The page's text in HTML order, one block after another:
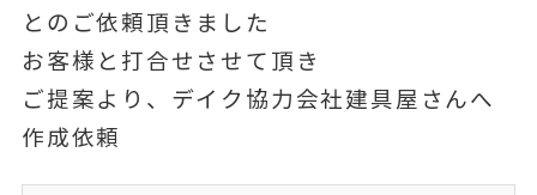
とのご依頼頂きました
お客様と打合せさせて頂き
ご提案より、デイク協力会社建具屋さんへ
作成依頼